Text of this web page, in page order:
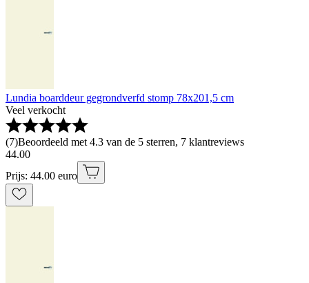
Lundia boarddeur gegrondverfd stomp 78x201,5 cm
Veel verkocht
(7)Beoordeeld met 4.3 van de 5 sterren, 7 klantreviews
44.00
Prijs: 44.00 euro